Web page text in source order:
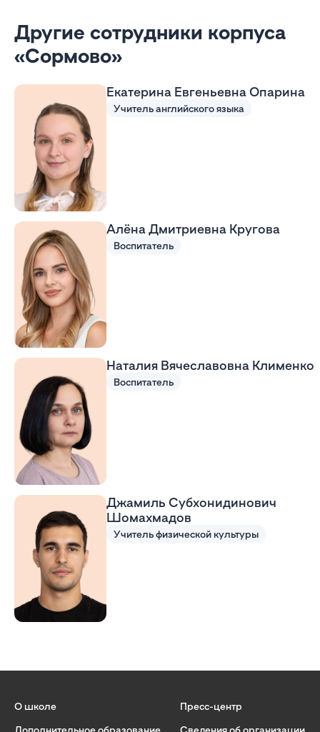
Другие сотрудники корпуса
«Сормово»
Екатерина Евгеньевна Опарина
Учитель английского языка
Алёна Дмитриевна Кругова
Воспитатель
Наталия Вячеславовна Клименко
Воспитатель
Джамиль Субхонидинович
Шомахмадов
Учитель физической культуры
О школе
Дополнительное образование
Пресс-центр
Сведения об организации